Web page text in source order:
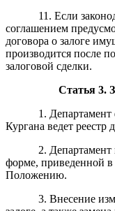
11. Если
соглашением
договора о залоге
производится после
залоговой сделки.
Статья 3.
1.
Кургана ведет реестр
2. Департамент
форме, приведенной
Положению.
3. Внесение